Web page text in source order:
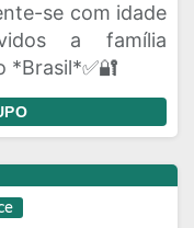
se com idade
a família
*Brasil*✅🔐